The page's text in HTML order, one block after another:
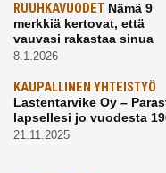
RUUHKAVUODET Nämä 9
merkkiä kertovat, että
vauvasi rakastaa sinua
8.1.2026
KAUPALLINEN YHTEISTYÖ
Lastentarvike Oy –
lapsellesi jo vuodesta
21.11.2025